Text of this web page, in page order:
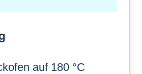
auf 180 °C